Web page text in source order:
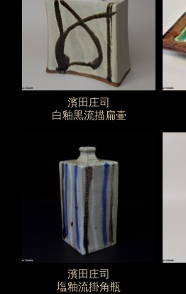
濱田庄司
白釉黒流描扁壷
濱田庄司
塩釉流掛角瓶